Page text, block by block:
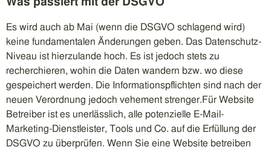
Was passiert mit der DSGVO
Es wird auch ab Mai (wenn die DSGVO schlagend wird)
keine fundamentalen Änderungen geben. Das Datenschutz-
Niveau ist hierzulande hoch. Es ist jedoch stets zu
recherchieren, wohin die Daten wandern bzw. wo diese
gespeichert werden. Die Informationspflichten sind nach der
neuen Verordnung jedoch vehement strenger.Für Website
Betreiber ist es unerlässlich, alle potenzielle E-Mail-
Marketing-Dienstleister, Tools und Co. auf die Erfüllung der
DSGVO zu überprüfen. Wenn Sie eine Website betreiben